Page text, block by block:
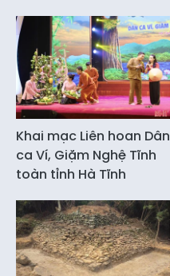
Khai mạc Liên hoan Dân
ca Ví, Giặm Nghệ Tĩnh
toàn tỉnh Hà Tĩnh